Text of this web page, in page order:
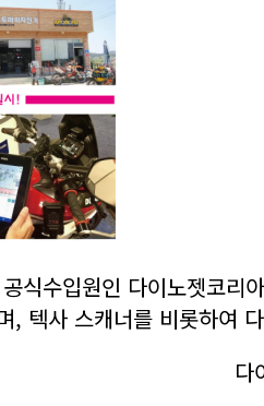
식수입원인 다이노젯코
, 텍사 스캐너를 비롯하여
다